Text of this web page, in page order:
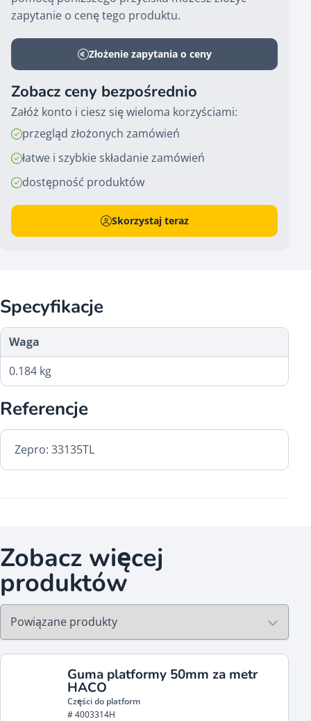
zapytanie o cenę tego produktu.
Złożenie zapytania o ceny
Zobacz ceny bezpośrednio
Załóż konto i ciesz się wieloma korzyściami:
przegląd złożonych zamówień
łatwe i szybkie składanie zamówień
dostępność produktów
Skorzystaj teraz
Specyfikacje
Waga
0.184 kg
Referencje
Zepro: 33135TL
Zobacz więcej
produktów
Guma platformy 50mm za metr
HACO
Części do platform
# 4003314H